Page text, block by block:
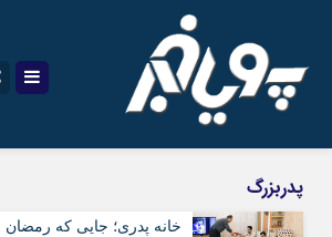
سروش ایتا
پدربزرگ
خانه پدری؛ جایی که رمضان